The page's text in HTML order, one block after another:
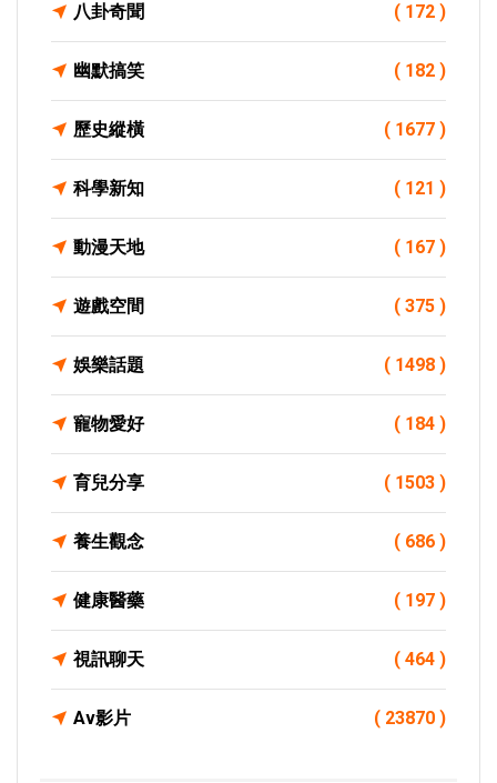
八卦奇聞 ( 172 )
幽默搞笑 ( 182 )
歷史縱橫 ( 1677 )
科學新知 ( 121 )
動漫天地 ( 167 )
遊戲空間 ( 375 )
娛樂話題 ( 1498 )
寵物愛好 ( 184 )
育兒分享 ( 1503 )
養生觀念 ( 686 )
健康醫藥 ( 197 )
視訊聊天 ( 464 )
Av影片 ( 23870 )